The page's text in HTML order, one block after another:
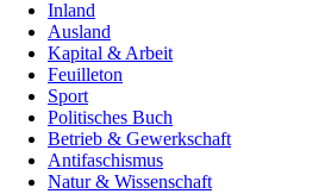
Inland
Ausland
Kapital & Arbeit
Feuilleton
Sport
Politisches Buch
Betrieb & Gewerkschaft
Antifaschismus
Natur & Wissenschaft